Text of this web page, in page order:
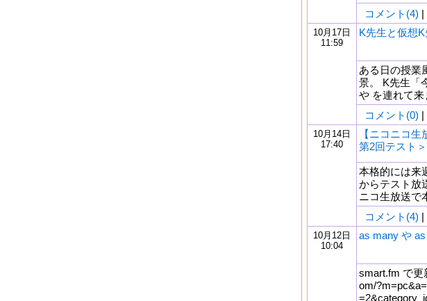
コメント(4) |
10月17日
11:59
K先生と仮想K
ある日の授業
景。 K先生「
や を連れて
コメント(0) |
10月14日
17:40
【ニコニコ
第2回テスト＞
本格的には来
からテスト放
ニコ生放送で
コメント(4) |
10月12日
10:04
as many や as
smart.fm で更
om/